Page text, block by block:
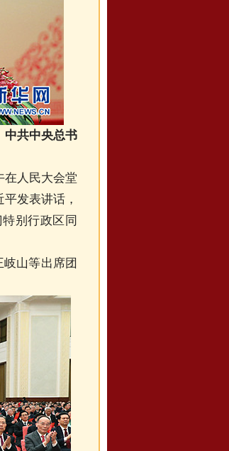
中共中央总书
在人民大会堂
发表讲话，
别行政区同
山等出席团